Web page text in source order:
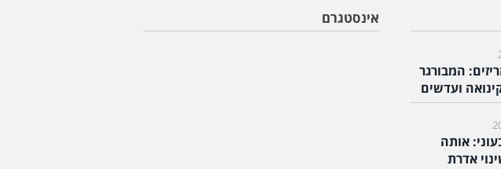
המבורגר
ועדשים
אותה
אדרת
אינסטגרם